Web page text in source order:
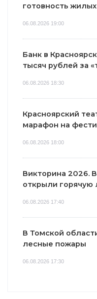
готовность
06.08.2026 19:00
Банк в
тысяч рублей за
06.08.2026 18:30
Красноярский
марафон на
06.08.2026 18:00
Викторина 2026.
открыли горячую
06.08.2026 17:40
В Томской
лесные пожары
06.08.2026 17:30